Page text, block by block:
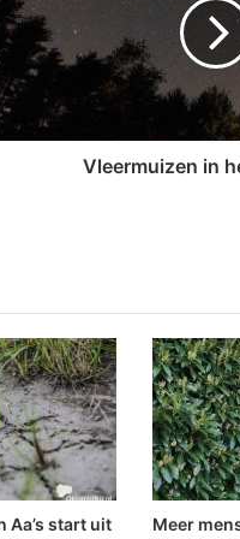
Vleermuizen in
Aa’s start uit
Meer